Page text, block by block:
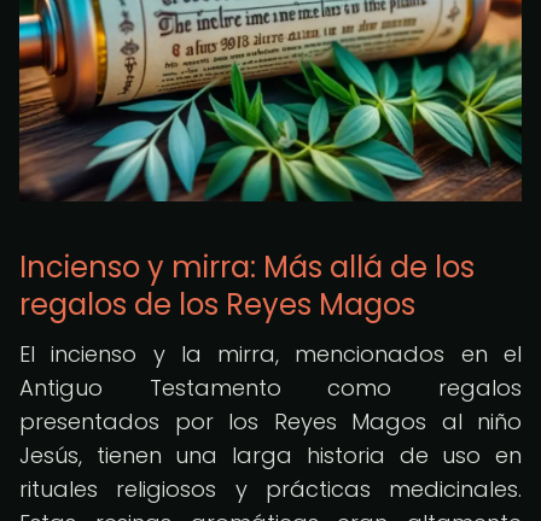
Incienso y mirra: Más allá de los
regalos de los Reyes Magos
El incienso y la mirra, mencionados en el
Antiguo Testamento como regalos
presentados por los Reyes Magos al niño
Jesús, tienen una larga historia de uso en
rituales religiosos y prácticas medicinales.